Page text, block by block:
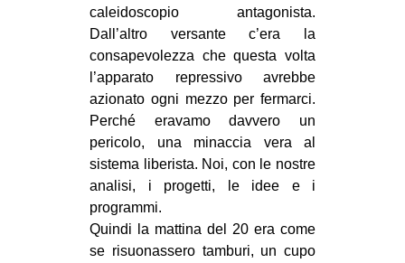
caleidoscopio antagonista.
Dall’altro versante c’era la
consapevolezza che questa volta
l’apparato repressivo avrebbe
azionato ogni mezzo per fermarci.
Perché eravamo davvero un
pericolo, una minaccia vera al
sistema liberista. Noi, con le nostre
analisi, i progetti, le idee e i
programmi.
Quindi la mattina del 20 era come
se risuonassero tamburi, un cupo